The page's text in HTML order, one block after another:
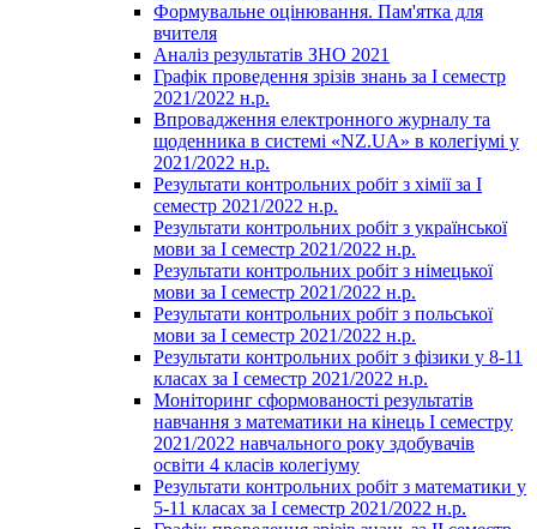
Формувальне оцінювання. Пам'ятка для
вчителя
Аналіз результатів ЗНО 2021
Графік проведення зрізів знань за І семестр
2021/2022 н.р.
Впровадження електронного журналу та
щоденника в системі «NZ.UA» в колегіумі у
2021/2022 н.р.
Результати контрольних робіт з хімії за І
семестр 2021/2022 н.р.
Результати контрольних робіт з української
мови за І семестр 2021/2022 н.р.
Результати контрольних робіт з німецької
мови за І семестр 2021/2022 н.р.
Результати контрольних робіт з польської
мови за І семестр 2021/2022 н.р.
Результати контрольних робіт з фізики у 8-11
класах за І семестр 2021/2022 н.р.
Моніторинг сформованості результатів
навчання з математики на кінець І семестру
2021/2022 навчального року здобувачів
освіти 4 класів колегіуму
Результати контрольних робіт з математики у
5-11 класах за І семестр 2021/2022 н.р.